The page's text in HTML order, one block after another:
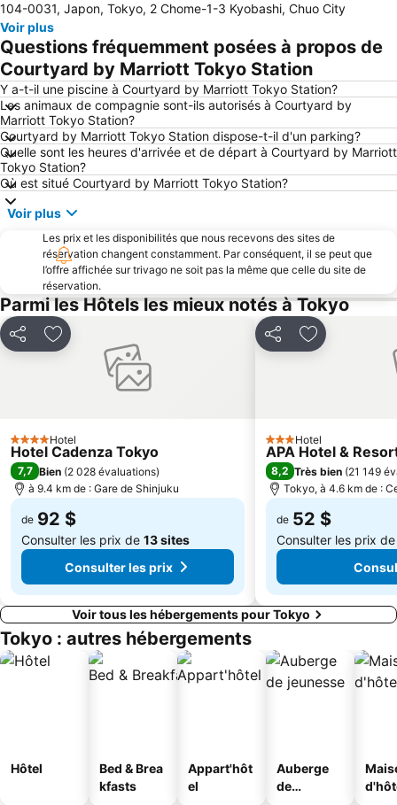
Haneda Airport International Terminal Station
Gare Ikebukuro
Gare d'Akihabara
Yokohama Station
Gare d'Akasaka
Tokyo Cruise
Shinjuku Metro Station
Asakusa Metro Station
Nippori Station
Ginza Metro Station
Shibuya Metro Station
Port de Tokyo
Uneo
Akasaka Mitsuke Station
Minato
Tokyo International Airport
Hamamatsucho station
Ueno Metro Station
Gare d'Ebisu
Tokyo Metro Station
Shimbashi Metro Station
Makuhari Messe
Kabukicho
Temple Sensō-ji
Akihabara Metro Station
Palais impérial
Gare de Kinshicho
Baie de Tokyo
Tokyo Dome City
Taito
Haneda Airport Terminal 2
104-0031, Japon, Tokyo, 2 Chome-1-3 Kyobashi, Chuo City
Voir plus
Questions fréquemment posées à propos de
Courtyard by Marriott Tokyo Station
Y a-t-il une piscine à Courtyard by Marriott Tokyo Station?
Les animaux de compagnie sont-ils autorisés à Courtyard by
Marriott Tokyo Station?
Courtyard by Marriott Tokyo Station dispose-t-il d'un parking?
Quelle sont les heures d'arrivée et de départ à Courtyard by Marriott
Tokyo Station?
Où est situé Courtyard by Marriott Tokyo Station?
Voir plus
Les prix et les disponibilités que nous recevons des sites de
réservation changent constamment. Par conséquent, il se peut que
l’offre affichée sur trivago ne soit pas la même que celle du site de
réservation.
Parmi les Hôtels les mieux notés à Tokyo
PartagerAjouter à mes favoris
4 ÉtoilesHotel
Hotel Cadenza Tokyo
7,7 Bien (2 028 évaluations)
à 9.4 km de : Gare de Shinjuku
de 92 $
Consulter les prix de 13 sites
Consulter les prix
PartagerAjouter à
3 Étoiles
Hotel
APA Hotel &
8,2 Très bien (21 149
Tokyo, à 4.6 km de :
de 52 $
Consulter les prix
Voir tous les hébergements pour Tokyo
Tokyo : autres hébergements
Hôtel
Bed & Brea
kfasts
Appart'hôt
el
Auberge
de